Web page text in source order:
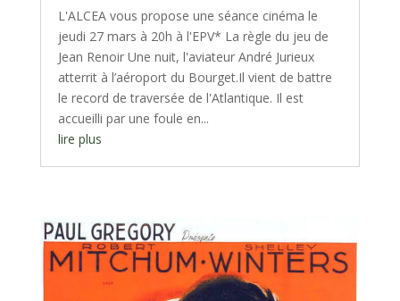
L'ALCEA vous propose une séance cinéma le
jeudi 27 mars à 20h à l'EPV* La règle du jeu de
Jean Renoir Une nuit, l'aviateur André Jurieux
atterrit à l’aéroport du Bourget.Il vient de battre
le record de traversée de l'Atlantique. Il est
accueilli par une foule en...
lire plus